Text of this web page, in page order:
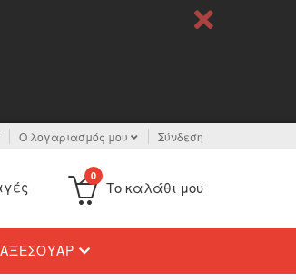
Ο λογαριασμός μου Σύνδεση
0
Το καλάθι μου
ΑΞΕΣΟΥΆΡ